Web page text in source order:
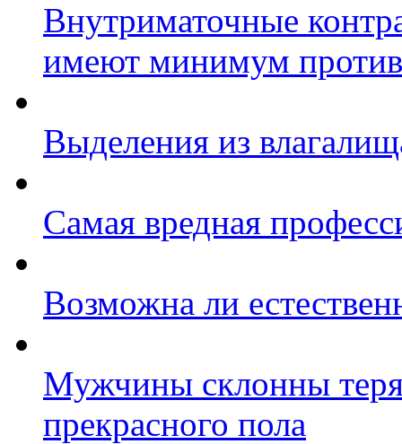
Внутриматочные
имеют минимум
Выделения из
Самая вредная
Возможна ли
Мужчины склонны
прекрасного пола